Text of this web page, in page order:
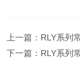
上一篇： RLY系列
下一篇： RLY系列